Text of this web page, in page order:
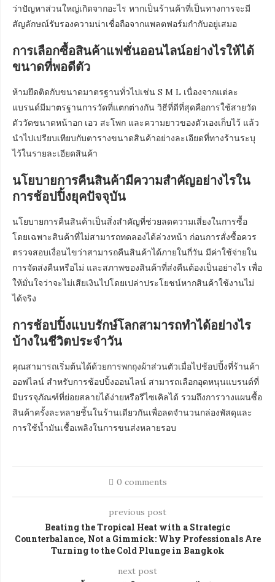
ว่าปัญหาส่วนใหญ่เกิดจากอะไร หากเป็นร้านค้าที่เป็นทางการจะมี
สัญลักษณ์รับรองความน่าเชื่อถือจากแพลตฟอร์มกำกับอยู่เสมอ
การเลือกซื้อสินค้าแฟชั่นออนไลน์อย่างไรให้ได้
ขนาดที่พอดีตัว
ห้ามยึดติดกับขนาดมาตรฐานทั่วไปเช่น S M L เนื่องจากแต่ละ
แบรนด์มีมาตรฐานการวัดที่แตกต่างกัน วิธีที่ดีที่สุดคือการใช้สายวัด
ตัววัดขนาดหน้าอก เอว สะโพก และความยาวของตัวเองเก็บไว้ แล้ว
นำไปเปรียบเทียบกับตารางขนาดสินค้าอย่างละเอียดที่ทางร้านระบุ
ไว้ในรายละเอียดสินค้า
นโยบายการคืนสินค้ามีความสำคัญอย่างไรใน
การช้อปปิ้งยุคปัจจุบัน
นโยบายการคืนสินค้าเป็นสิ่งสำคัญที่ช่วยลดความเสี่ยงในการซื้อ
โดยเฉพาะสินค้าที่ไม่สามารถทดลองได้ล่วงหน้า ก่อนการสั่งซื้อควร
ตรวจสอบเงื่อนไขว่าสามารถคืนสินค้าได้ภายในกี่วัน มีค่าใช้จ่ายใน
การจัดส่งคืนหรือไม่ และสภาพของสินค้าที่ส่งคืนต้องเป็นอย่างไร เพื่อ
ให้มั่นใจว่าจะไม่เสียเงินไปโดยเปล่าประโยชน์หากสินค้าใช้งานไม่
ได้จริง
การช้อปปิ้งแบบรักษ์โลกสามารถทำได้อย่างไร
บ้างในชีวิตประจำวัน
คุณสามารถเริ่มต้นได้ด้วยการพกถุงผ้าส่วนตัวเมื่อไปช้อปปิ้งที่ร้านค้า
ออฟไลน์ สำหรับการช้อปปิ้งออนไลน์ สามารถเลือกอุดหนุนแบรนด์ที่
มีบรรจุภัณฑ์ที่ย่อยสลายได้ง่ายหรือรีไซเคิลได้ รวมถึงการวางแผนซื้อ
สินค้าครั้งละหลายชิ้นในร้านเดียวกันเพื่อลดจำนวนกล่องพัสดุและ
การใช้น้ำมันเชื้อเพลิงในการขนส่งหลายรอบ
0 comments
previous post
Beating the Tropical Heat with a Strategic
Counterbalance, Not a Gimmick: Why Professionals Are
Turning to the Cold Plunge in Bangkok
next post